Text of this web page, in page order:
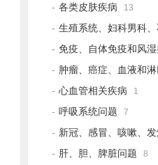
各类皮肤疾病 13
生殖系统、妇科男科、不
免疫、自体免疫和风
肿瘤、癌症、血液和
心血管相关疾病 1
呼吸系统问题 7
新冠、感冒、咳嗽、
肝、胆、脾脏问题 8